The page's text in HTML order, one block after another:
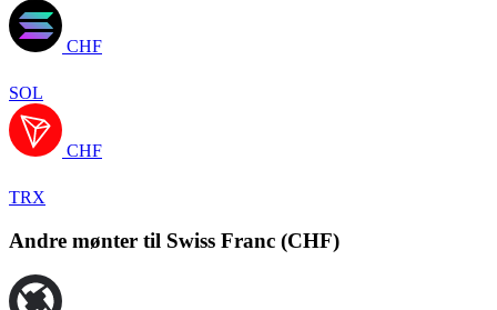
CHF
SOL
CHF
TRX
Andre mønter til Swiss Franc (CHF)